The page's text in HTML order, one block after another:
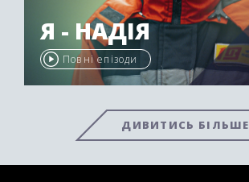
Я - НАДІЯ
Повні епізоди
ДИВИТИСЬ БІЛЬШЕ